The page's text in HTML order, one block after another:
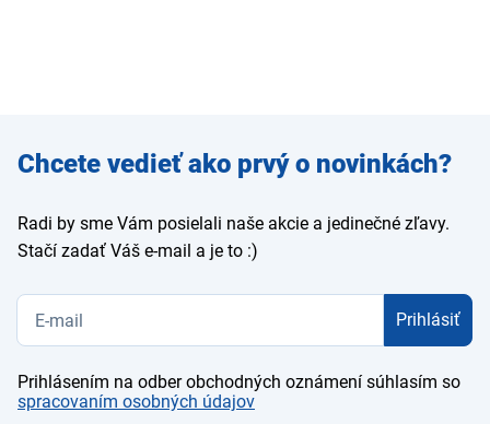
Zadajte
e-mail
Chcete vedieť ako prvý o novinkách?
Radi by sme Vám posielali naše akcie a jedinečné zľavy.
Stačí zadať Váš e-mail a je to :)
Prihlásiť
Prihlásením na odber obchodných oznámení súhlasím so
spracovaním osobných údajov